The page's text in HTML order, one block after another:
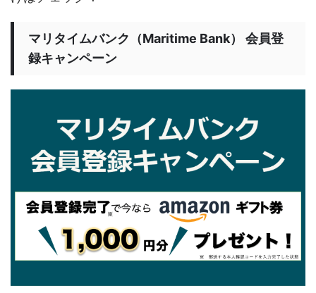
マリタイムバンク（Maritime Bank） 会員登
録キャンペーン